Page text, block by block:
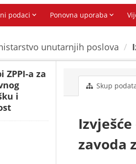
unutarnjih poslova
ZPPI-a za
i
Skup
zavoda